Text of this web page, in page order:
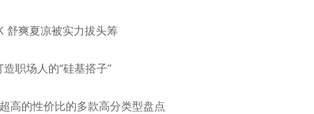
爽夏凉被实力拔头筹
职场人的“硅基搭子”
的性价比的多款高分类型盘点